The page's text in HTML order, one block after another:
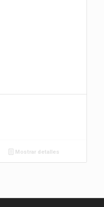
Mostrar detalles